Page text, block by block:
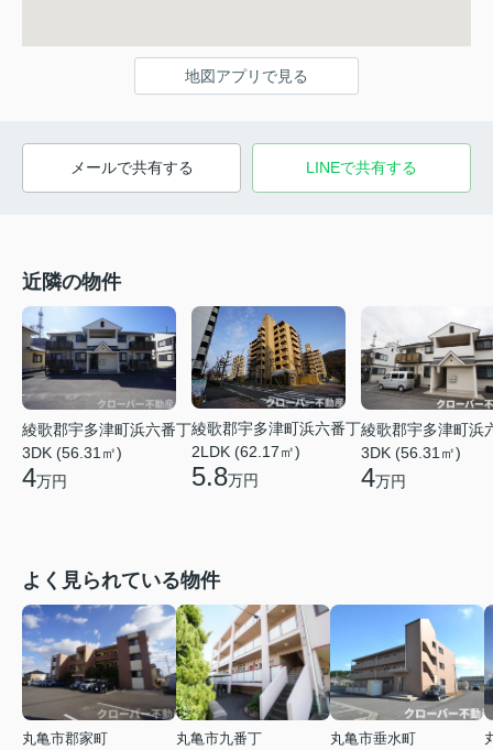
地図アプリで見る
メールで共有する LINEで共有する
近隣の物件
綾歌郡宇多津町浜六番丁
3DK (56.31㎡)
4万円
綾歌郡宇多津町浜六番丁
2LDK (62.17㎡)
5.8万円
綾歌郡宇多津町浜
3DK (56.31㎡)
4万円
よく見られている物件
丸亀市郡家町
丸亀市九番丁
丸亀市垂水町